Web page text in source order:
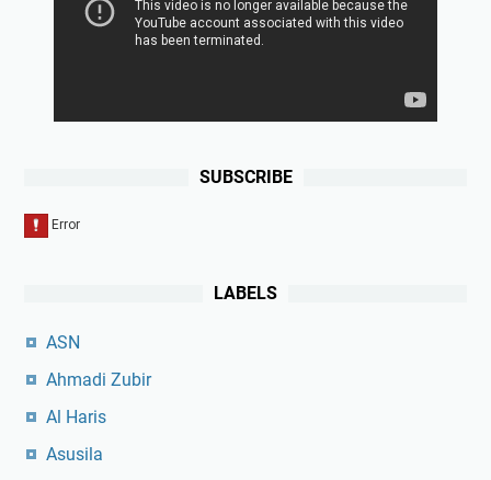
SUBSCRIBE
LABELS
ASN
Ahmadi Zubir
Al Haris
Asusila